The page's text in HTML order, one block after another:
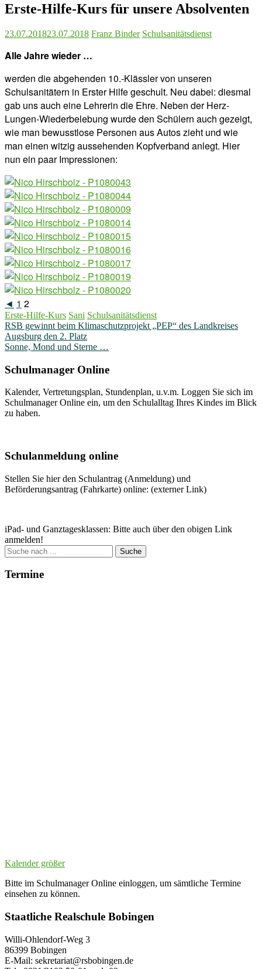
Erste-Hilfe-Kurs für unsere Absolventen
23.07.201823.07.2018 Franz Binder Schulsanitätsdienst
Alle Jahre wieder …
werden die abgehenden 10.-Klässler von unseren
Schulsanitätern in Erster Hilfe geschult. Neu dabei: diesmal
gab uns auch eine Lehrerin die Ehre. Neben der Herz-
Lungen-Wiederbelebung wurde den Schülern auch gezeigt,
wie man bewusstlose Personen aus Autos zieht und wie
man einen witzig aussehenden Kopfverband anlegt. Hier
nun ein paar Impressionen:​
◄ 1 2
Erste-Hilfe-Kurs Sani Schulsanitätsdienst
Beitragsnavigation
RSB gewinnt beim Klimaschutzprojekt „PEP“ des Landkreises
Augsburg den 2. Platz
Sonne, Mond und Sterne …
Schulmanager Online
Kalender, Vertretungsplan, Stundenplan, u.v.m. Loggen Sie sich im
Schulmanager Online ein, um den Schulalltag Ihres Kindes im Blick
zu haben.
Schulanmeldung online
Stellen Sie hier den Schulantrag (Anmeldung) und
Beförderungsantrag (Fahrkarte) online: (externer Link)
iPad- und Ganztagesklassen: Bitte auch über den obigen Link
anmelden!
Suche
nach:
Termine
Kalender größer
Bitte im Schulmanager Online einloggen, um sämtliche Termine
einsehen zu können.
Staatliche Realschule Bobingen
Willi-Ohlendorf-Weg 3
86399 Bobingen
E-Mail: sekretariat@rsbobingen.de